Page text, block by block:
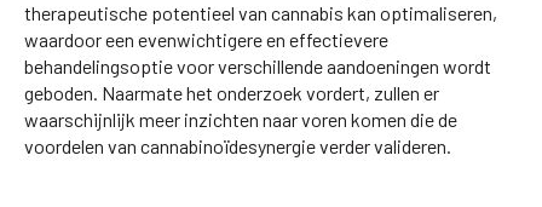
therapeutische potentieel van cannabis kan optimaliseren,
waardoor een evenwichtigere en effectievere
behandelingsoptie voor verschillende aandoeningen wordt
geboden. Naarmate het onderzoek vordert, zullen er
waarschijnlijk meer inzichten naar voren komen die de
voordelen van cannabinoïdesynergie verder valideren.